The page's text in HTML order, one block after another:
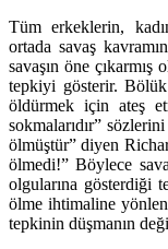
Tüm erkeklerin,
ortada savaş
savaşın öne
tepkiyi gösterir.
öldürmek için ateş
sokmalarıdır”
ölmüştür” diyen
ölmedi!” Böylece
olgularına gösterdiği
ölme ihtimaline
tepkinin düşmanın